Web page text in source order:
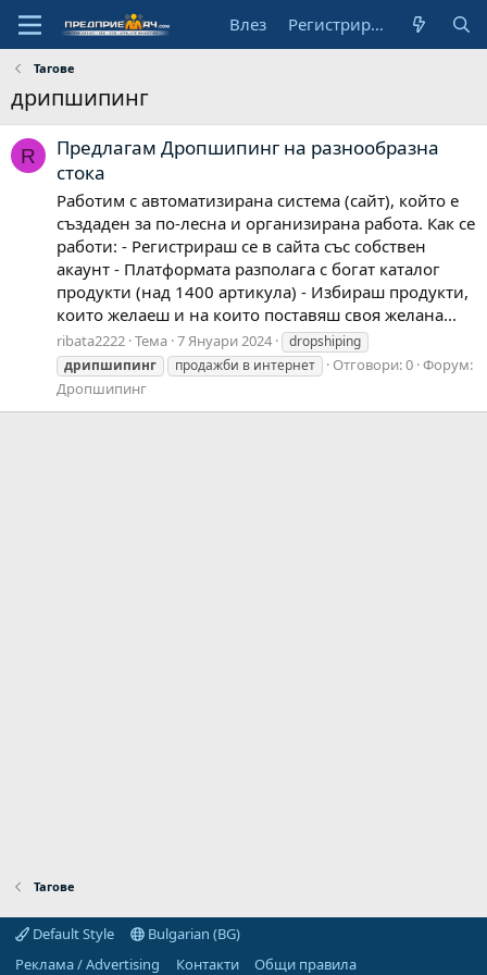
Влез Регистрирай се
Тагове
дрипшипинг
R
Предлагам Дропшипинг на разнообразна
стока
Работим с автоматизирана система (сайт), който е
създаден за по-лесна и организирана работа. Как се
работи: - Регистрираш се в сайта със собствен
акаунт - Платформата разполага с богат каталог
продукти (над 1400 артикула) - Избираш продукти,
които желаеш и на които поставяш своя желана...
ribata2222 Тема 7 Януари 2024
dropshiping
дрипшипинг
продажби в интернет Отговори: 0 Форум:
Дропшипинг
Тагове
Default Style
Bulgarian (BG)
Реклама / Advertising
Контакти
Общи правила